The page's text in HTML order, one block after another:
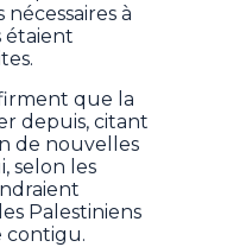
à
étaient
que la
depuis, citant
de nouvelles
selon les
Palestiniens
contigu.